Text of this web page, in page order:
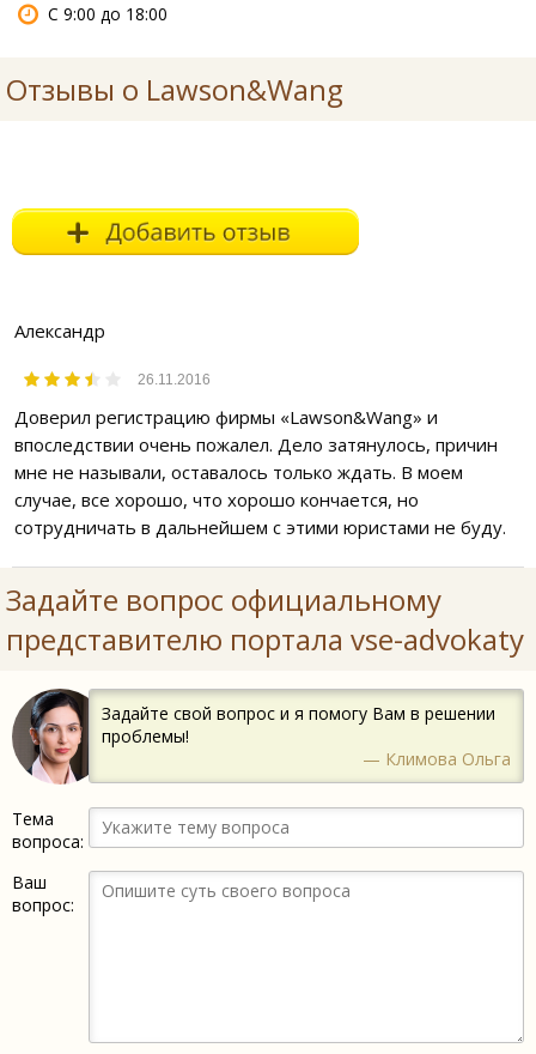
С 9:00 до 18:00
Отзывы о Lawson&Wang
Александр
26.11.2016
Доверил регистрацию фирмы «Lawson&Wang» и
впоследствии очень пожалел. Дело затянулось, причин
мне не называли, оставалось только ждать. В моем
случае, все хорошо, что хорошо кончается, но
сотрудничать в дальнейшем с этими юристами не буду.
Задайте вопрос официальному
представителю портала vse-advokaty
Задайте свой вопрос и я помогу Вам в решении
проблемы!
— Климова Ольга
Тема
вопроса:
Ваш
вопрос: